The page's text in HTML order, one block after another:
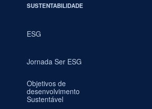
SUSTENTABILIDADE
ESG
Jornada Ser ESG
Objetivos de
desenvolvimento
Sustentável